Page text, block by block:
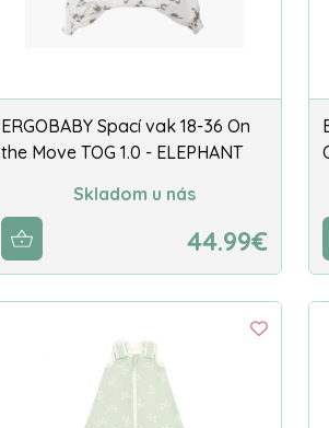
ERGOBABY Spací vak 18-36 On
the Move TOG 1.0 - ELEPHANT
Skladom u nás
44.99€